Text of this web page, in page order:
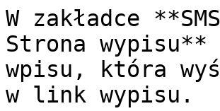
W zakładce
Strona wypisu**
wpisu, która
w link wypisu.